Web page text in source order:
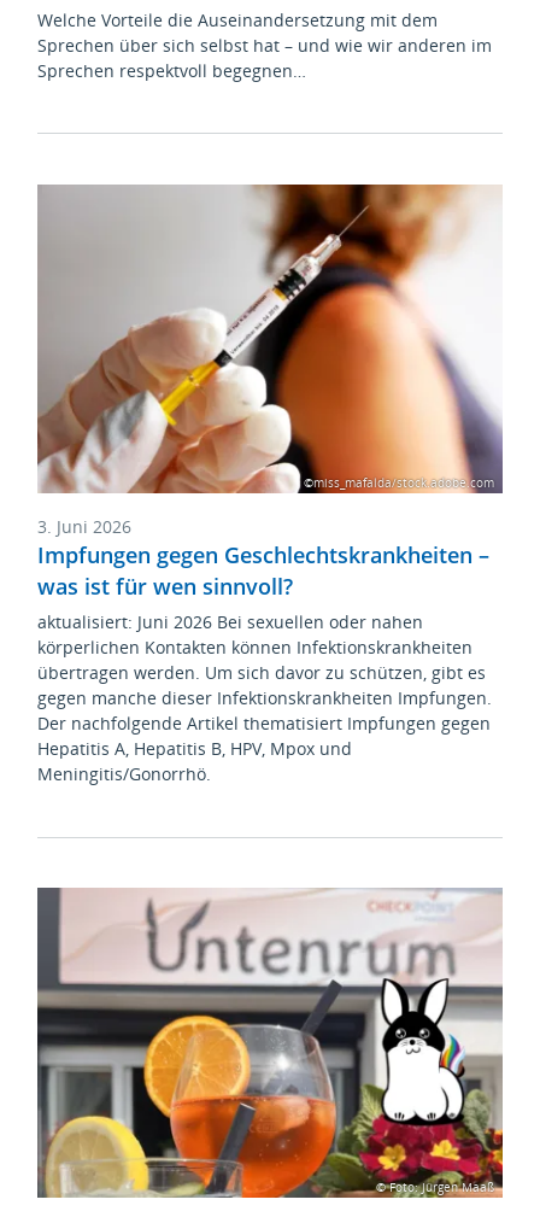
Welche Vorteile die Auseinandersetzung mit dem
Sprechen über sich selbst hat – und wie wir anderen im
Sprechen respektvoll begegnen…
©miss_mafalda/stock.adobe.com
3. Juni 2026
Impfungen gegen Geschlechtskrankheiten –
was ist für wen sinnvoll?
aktualisiert: Juni 2026 Bei sexuellen oder nahen
körperlichen Kontakten können Infektionskrankheiten
übertragen werden. Um sich davor zu schützen, gibt es
gegen manche dieser Infektionskrankheiten Impfungen.
Der nachfolgende Artikel thematisiert Impfungen gegen
Hepatitis A, Hepatitis B, HPV, Mpox und
Meningitis/Gonorrhö.
© Foto: Jürgen Maaß